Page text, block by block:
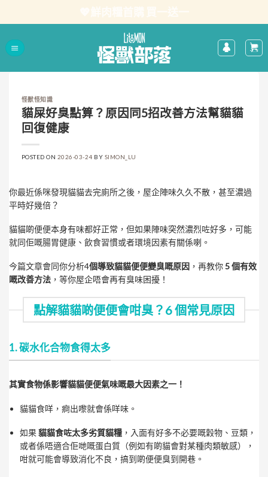
怪獸怪知識
貓屎好臭點算？原因同5招改善方法幫貓貓
回復健康
POSTED ON 2026-03-24 BY SIMON_LU
你最近係咪發現貓貓去完廁所之後，屋企陣味久久不散，甚至濃過
平時好幾倍？
貓貓啲便便本身有味都好正常，但如果陣味突然濃烈咗好多，可能
就同佢嘅腸胃健康、飲食習慣或者環境因素有關係喇。
今篇文章會同你分析4個導致貓貓便便變臭嘅原因 ，再教你5 個有效
嘅改善方法 ，等你屋企唔會再有臭味困擾！
點解貓貓啲便便會咁臭？6 個常見原因
1. 碳水化合物食得太多
其實食物係影響貓貓便便氣味嘅最大因素之一！
貓貓食咩，痾出嚟就會係咩味。
如果貓貓食咗太多劣質貓糧 ，入面有好多不必要嘅穀物、豆類，
或者係唔適合佢哋嘅蛋白質（例如有啲貓會對某種肉類敏感），
咁就可能會導致消化不良，搞到啲便便臭到開巷。